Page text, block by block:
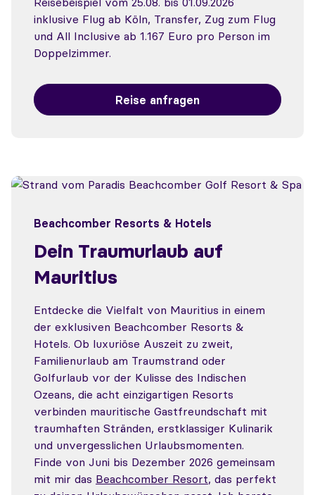
inklusive Flug ab Köln, Transfer, Zug zum Flug
und All Inclusive ab 1.167 Euro pro Person im
Doppelzimmer.
Reise anfragen
Beachcomber Resorts & Hotels
Dein Traumurlaub auf
Mauritius
Entdecke die Vielfalt von Mauritius in einem
der exklusiven Beachcomber Resorts &
Hotels. Ob luxuriöse Auszeit zu zweit,
Familienurlaub am Traumstrand oder
Golfurlaub vor der Kulisse des Indischen
Ozeans, die acht einzigartigen Resorts
verbinden mauritische Gastfreundschaft mit
traumhaften Stränden, erstklassiger Kulinarik
und unvergesslichen Urlaubsmomenten.
Finde von Juni bis Dezember 2026 gemeinsam
mit mir das Beachcomber Resort, das perfekt